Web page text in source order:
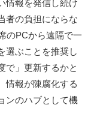
情報を発信し続け
者の負担にならな
のPCから遠隔で一
選ぶことを推奨し
で」更新するかと
情報が陳腐化する
ンのハブとして機